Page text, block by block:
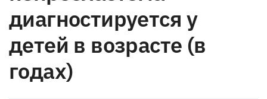
диагностируется у
детей в возрасте (в
годах)